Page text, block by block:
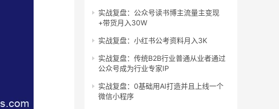
实战复盘：公众号读书博主流量主变现
+带货月入30W
实战复盘：小红书公考资料月入3K
实战复盘：传统B2B行业普通从业者通过
公众号成为行业专家IP
实战复盘：0基础用AI打造并且上线一个
微信小程序